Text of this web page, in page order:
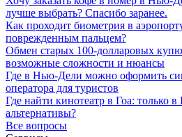
лучше выбрать? Спасибо заранее.
Как проходит биометрия в
поврежденным пальцем?
Обмен старых 100-долларовых
возможные сложности и нюансы
Где в Нью-Дели можно оформить
оператора для туристов
Где найти кинотеатр в Гоа: только
альтернативы?
Все вопросы